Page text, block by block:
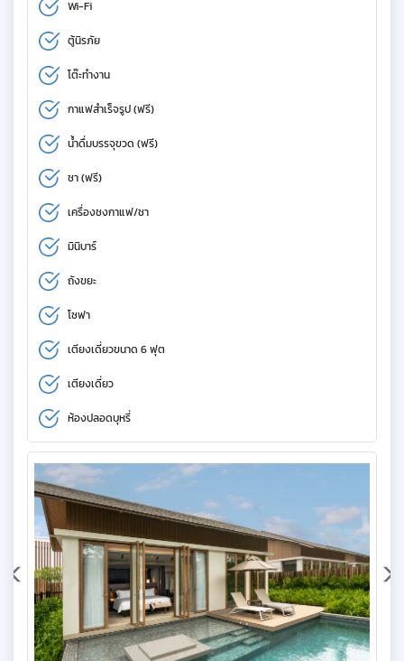
Wi-Fi
ตู้นิรภัย
โต๊ะทำงาน
กาแฟสำเร็จรูป (ฟรี)
น้ำดื่มบรรจุขวด (ฟรี)
ชา (ฟรี)
เครื่องชงกาแฟ/ชา
มินิบาร์
ถังขยะ
โซฟา
เตียงเดี่ยวขนาด 6 ฟุต
เตียงเดี่ยว
ห้องปลอดบุหรี่